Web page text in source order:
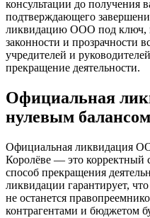
консультации до получения
подтверждающего
ликвидацию ООО под ключ,
законности и прозрачности
учредителей и
прекращение деятельности.
Официальная
нулевым
Официальная ликвидация
Королёве — это корректный
способ прекращения
ликвидации гарантирует,
не останется
контрагентами и бюджетом